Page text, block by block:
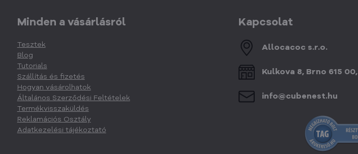
Minden a vásárlásról
Tesztek
Blog
Tutorials
Szállítás és fizetés
Hogyan vásárolhatok
Általános Szerződési Feltételek
Termékvisszaküldés
Reklamációs Osztály
Adatkezelési tájékoztató
Kapcsolat
Allocacoc s​.r​.o​.
Kulkova 8, Brno 615
info​@cubenest​.hu